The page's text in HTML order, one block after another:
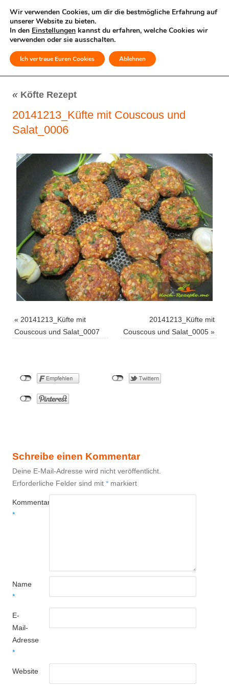
MENÜ
« Köfte Rezept
20141213_Küfte mit Couscous und
Salat_0006
« 20141213_Küfte mit
Couscous und Salat_0007
20141213_Küfte mit
Couscous und Salat_0005 »
Schreibe einen Kommentar
Deine E-Mail-Adresse wird nicht veröffentlicht.
Erforderliche Felder sind mit * markiert
Kommentar
*
Name
*
E-
Mail-
Adresse
*
Website
Wir verwenden Cookies, um dir die bestmögliche Erfahrung auf
unserer Website zu bieten.
In den Einstellungen kannst du erfahren, welche Cookies wir
verwenden oder sie ausschalten.
Ich vertraue Euren Cookies Ablehnen